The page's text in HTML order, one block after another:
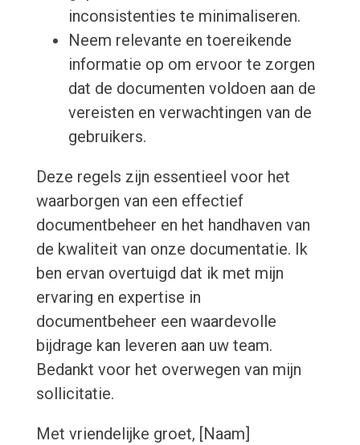
inconsistenties te minimaliseren.
Neem relevante en toereikende
informatie op om ervoor te zorgen
dat de documenten voldoen aan de
vereisten en verwachtingen van de
gebruikers.
Deze regels zijn essentieel voor het
waarborgen van een effectief
documentbeheer en het handhaven van
de kwaliteit van onze documentatie. Ik
ben ervan overtuigd dat ik met mijn
ervaring en expertise in
documentbeheer een waardevolle
bijdrage kan leveren aan uw team.
Bedankt voor het overwegen van mijn
sollicitatie.
Met vriendelijke groet, [Naam]